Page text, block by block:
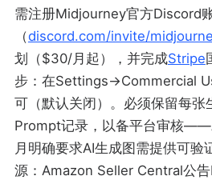
需注册Midjourney官方Discord
（discord.com/invite/
划（$30/月起），并完成Stripe
步：在Settings→Commercial
可（默认关闭）。必须保留每张
Prompt记录，以备平台审核
月明确要求AI生成图需提供可验
源：Amazon Seller Central公